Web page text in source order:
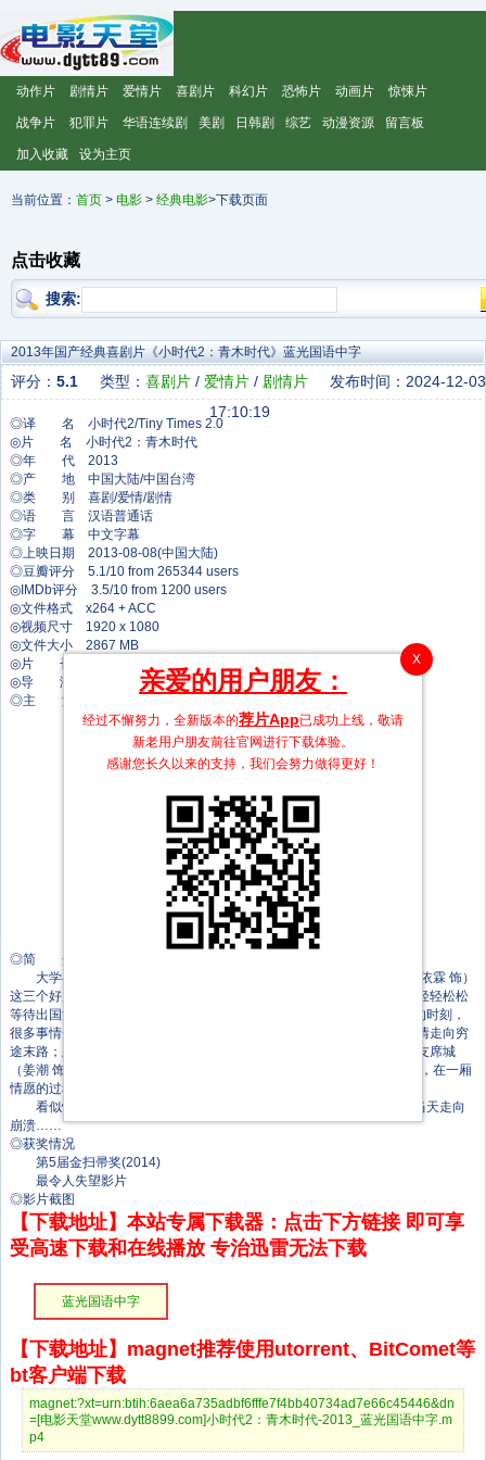
动作片 剧情片 爱情片 喜剧片 科幻片 恐怖片 动画片 惊悚片
战争片 犯罪片 华语连续剧 美剧 日韩剧 综艺 动漫资源 留言板
加入收藏 设为主页
当前位置： 首页 > 电影 > 经典电影>下载页面
点击收藏
搜索:
2013年国产经典喜剧片《小时代2：青木时代》蓝光国语中字
评分： 5.1 类型： 喜剧片 / 爱情片 / 剧情片
发布时间：2024-12-03
17:10:19
◎译 名 小时代2/Tiny Times 2.0
◎片 名 小时代2：青木时代
◎年 代 2013
◎产 地 中国大陆/中国台湾
◎类 别 喜剧/爱情/剧情
◎语 言 汉语普通话
◎字 幕 中文字幕
◎上映日期 2013-08-08(中国大陆)
◎豆瓣评分 5.1/10 from 265344 users
◎IMDb评分 3.5/10 from 1200 users
◎文件格式 x264 + ACC
◎视频尺寸 1920 x 1080
◎文件大小 2867 MB
◎片 长 116 Mins
◎导 演 郭敬明
◎主 演 杨幂
柯震东
凤小岳
郭碧婷
◎简 介
大学毕业将至，林萧（杨幂 饰）、南湘（郭碧婷 饰）和唐宛如（谢依霖 饰）
这三个好朋友紧张备战考试，而顾里（郭采洁 饰）早已修完所有学分，轻轻松松
等待出国深造时刻的到来。在这个人生和心境都面临着巨大变革和震荡的时刻，
很多事情开始发生改变。刚刚完成实习的林萧和简溪（李悦铭 饰）的恋情走向穷
途末路；顾里一方面与顾源（柯震东 饰）各种冷战，而她和南湘的男朋友席城
（姜潮 饰）的隐秘之事也被挑明。唐宛如与卫海（杜天皓 饰）有缘无分，在一厢
情愿的过程中受尽屈辱。
看似情同手足、亲密无间的好姐妹，她们的关系在顾里的生日派对当天走向
崩溃……
◎获奖情况
第5届金扫帚奖(2014)
最令人失望影片
◎影片截图
【下载地址】本站专属下载器：点击下方链接 即可享
受高速下载和在线播放 专治迅雷无法下载
蓝光国语中字
【下载地址】magnet推荐使用utorrent、BitComet等
bt客户端下载
magnet:?xt=urn:btih:6aea6a735adbf6fffe7f4bb40734ad7e66c45446&dn
=[电影天堂www.dytt8899.com]小时代2：青木时代-2013_蓝光国语中字.m
p4
X
亲爱的用户朋友：
经过不懈努力，全新版本的荐片App已成功上线，敬请
新老用户朋友前往官网进行下载体验。
感谢您长久以来的支持，我们会努力做得更好！